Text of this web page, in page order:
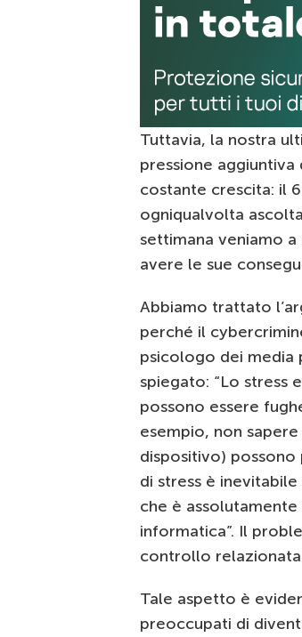
Tuttavia, la nostra
pressione
costante crescita: il
ogniqualvolta
settimana veniamo
avere le sue
Abbiamo trattato
perché il
psicologo dei media
spiegato: “Lo stress
possono essere
esempio, non
dispositivo)
di stress è
che è
informatica”. Il
controllo
Tale aspetto è
preoccupati di